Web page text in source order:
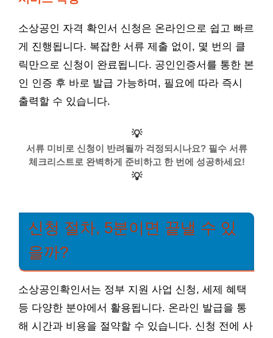
소상공인 자격 확인서 신청은 온라인으로 쉽고 빠르
게 진행됩니다. 복잡한 서류 제출 없이, 몇 번의 클
릭만으로 신청이 완료됩니다. 공인인증서를 통한 본
인 인증 후 바로 발급 가능하며, 필요에 따라 즉시
출력할 수 있습니다.
💡
서류 미비로 신청이 반려될까 걱정되시나요? 필수 서류
체크리스트로 완벽하게 준비하고 한 번에 성공하세요!
💡
신청 절차, 5분이면 끝낼 수 있
을까?
소상공인확인서는 정부 지원 사업 신청, 세제 혜택
등 다양한 분야에서 활용됩니다. 온라인 발급을 통
해 시간과 비용을 절약할 수 있습니다. 신청 전에 사